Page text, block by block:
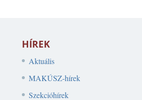
HÍREK
Aktuális
MAKÚSZ-hírek
Szekcióhírek